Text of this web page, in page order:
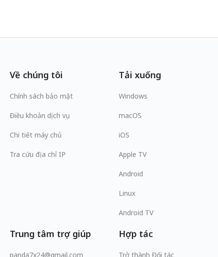
Về chúng tôi
Chính sách bảo mật
Điều khoản dịch vụ
Chi tiết máy chủ
Tra cứu địa chỉ IP
Tải xuống
Windows
macOS
iOS
Apple TV
Android
Linux
Android TV
Trung tâm trợ giúp
panda7x24@gmail.com
Hợp tác
Trở thành Đối tác